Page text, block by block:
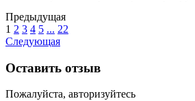
Предыдущая
1 2 3 4 5 ... 22
Следующая
Оставить отзыв
Пожалуйста, авторизуйтесь